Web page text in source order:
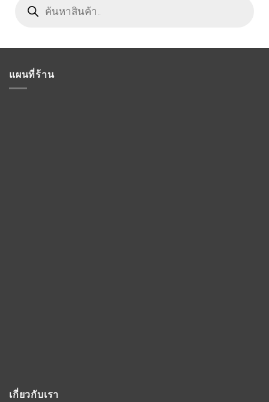
search
แผนที่ร้าน
เกี่ยวกับเรา